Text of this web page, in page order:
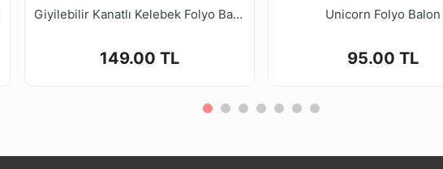
Giyilebilir Kanatlı Kelebek Folyo Balon 125*90cm
149.00 TL
Unicorn Folyo Balon
95.00 TL